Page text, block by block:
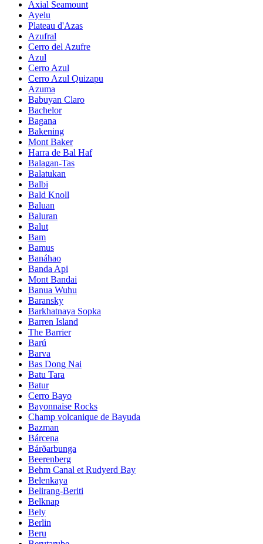
Axial Seamount
Ayelu
Plateau d'Azas
Azufral
Cerro del Azufre
Azul
Cerro Azul
Cerro Azul Quizapu
Azuma
Babuyan Claro
Bachelor
Bagana
Bakening
Mont Baker
Harra de Bal Haf
Balagan-Tas
Balatukan
Balbi
Bald Knoll
Baluan
Baluran
Balut
Bam
Bamus
Banáhao
Banda Api
Mont Bandai
Banua Wuhu
Baransky
Barkhatnaya Sopka
Barren Island
The Barrier
Barú
Barva
Bas Dong Nai
Batu Tara
Batur
Cerro Bayo
Bayonnaise Rocks
Champ volcanique de Bayuda
Bazman
Bárcena
Bárðarbunga
Beerenberg
Behm Canal et Rudyerd Bay
Belenkaya
Belirang-Beriti
Belknap
Bely
Berlin
Beru